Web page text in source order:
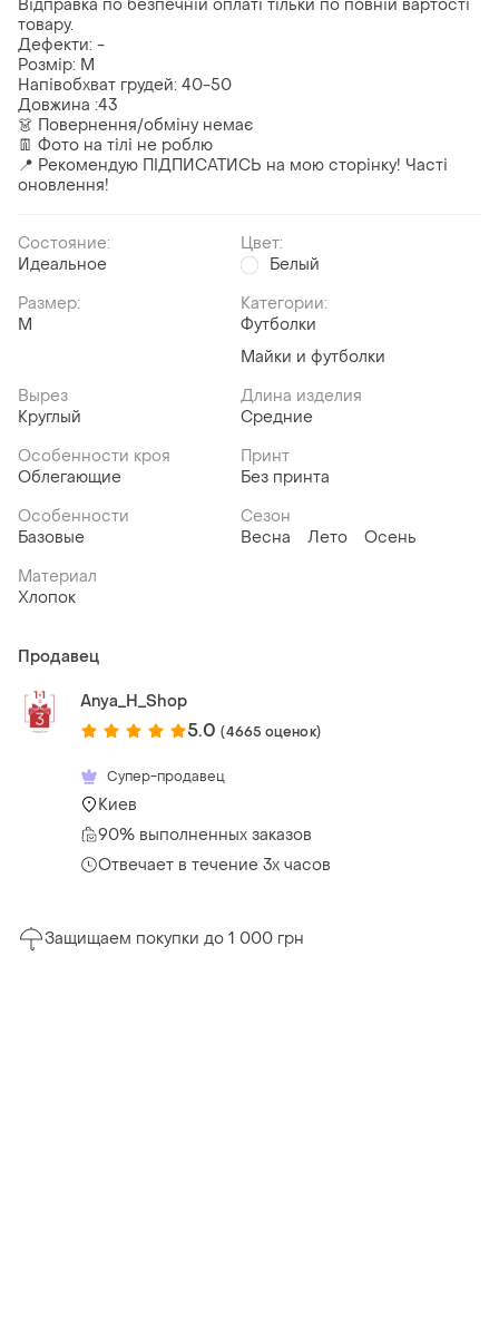
Відправка по безпечній оплаті тільки по повній вартості
товару.
Дефекти: -
Розмір: M
Напівобхват грудей: 40-50
Довжина :43
👗 Повернення/обміну немає
👖 Фото на тілі не роблю
📍 Рекомендую ПІДПИСАТИСЬ на мою сторінку! Часті
оновлення!
Состояние:
Идеальное
Цвет:
Белый
Размер:
M
Категории:
Футболки
Майки и футболки
Вырез
Круглый
Длина изделия
Средние
Особенности кроя
Облегающие
Принт
Без принта
Особенности
Базовые
Сезон
Весна
Лето
Осень
Материал
Хлопок
Продавец
Anya_H_Shop
5.0 (4665 оценок)
Супер-продавец
Киев
90% выполненных заказов
Отвечает в течение 3х часов
Защищаем покупки до 1 000 грн